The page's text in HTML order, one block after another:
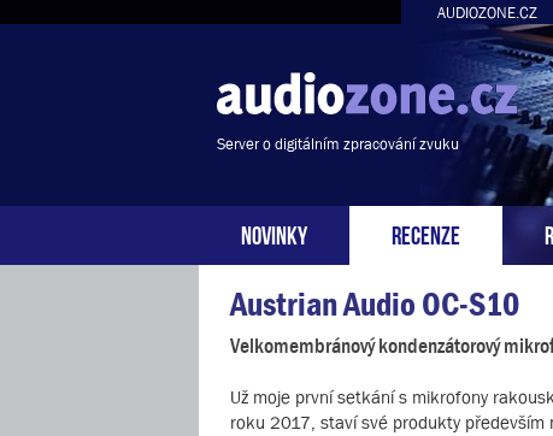
AUDIOZONE.CZ
Server o digitálním zpracování zvuku
NOVINKY RECENZE
Austrian Audio OC-S10
Velkomembránový kondenzátorový
Už moje první setkání s mikrofony
roku 2017, staví své produkty především